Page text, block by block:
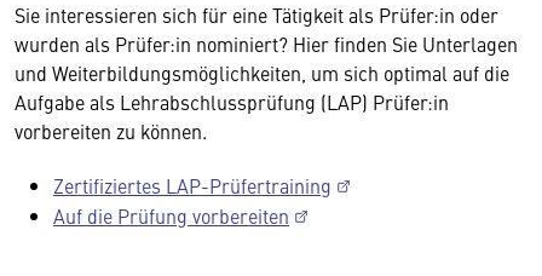
Sie interessieren sich für eine Tätigkeit als Prüfer:in oder
wurden als Prüfer:in nominiert? Hier finden Sie Unterlagen
und Weiterbildungsmöglichkeiten, um sich optimal auf die
Aufgabe als Lehrabschlussprüfung (LAP) Prüfer:in
vorbereiten zu können.
Zertifiziertes LAP-Prüfertraining
Auf die Prüfung vorbereiten